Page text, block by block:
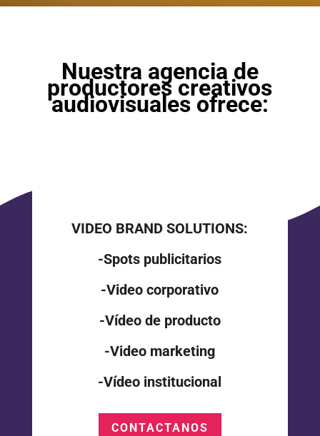
Nuestra agencia de
productores creativos
audiovisuales ofrece:
VIDEO BRAND SOLUTIONS:
-Spots publicitarios
-Video corporativo
-Vídeo de producto
-Video marketing
-Vídeo institucional
CONTACTANOS